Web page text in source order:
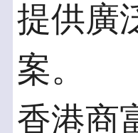
提供廣
案。
香港商